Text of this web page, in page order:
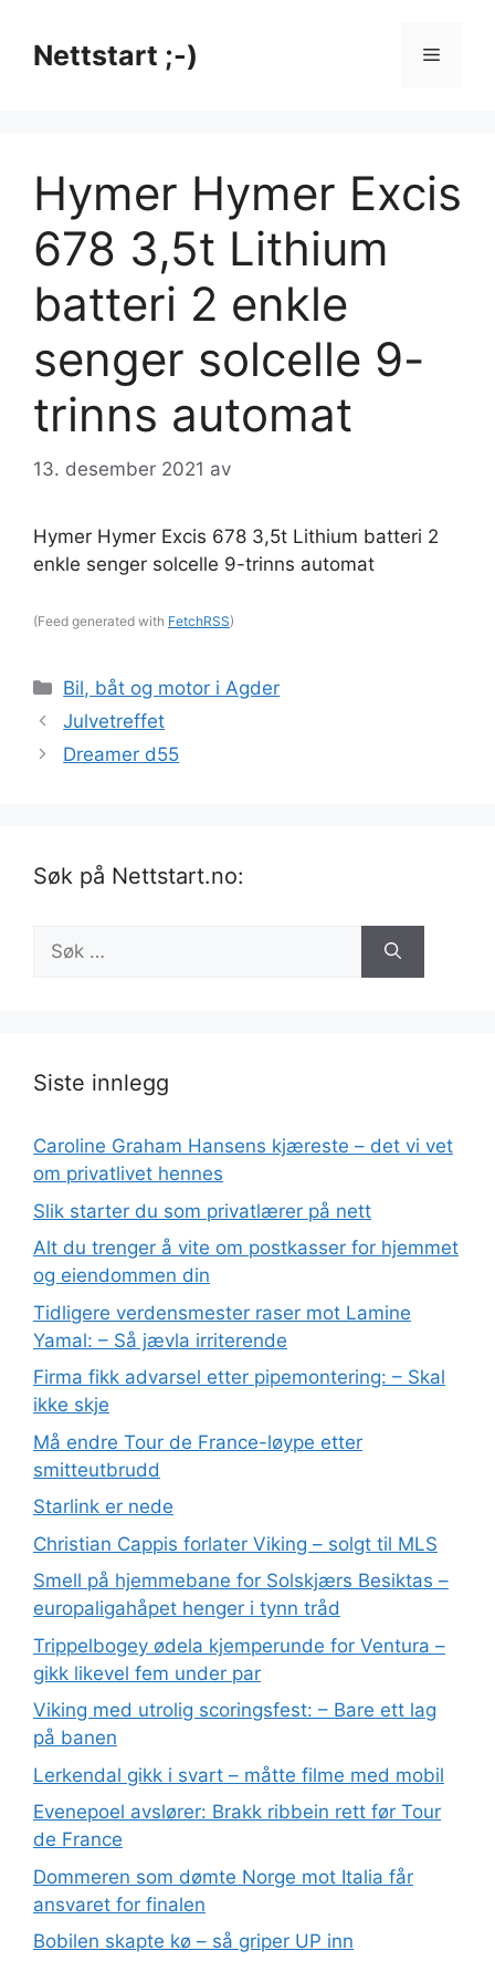
innholdNettstart ;-) Meny
Hymer Hymer Excis
678 3,5t Lithium
batteri 2 enkle
senger solcelle 9-
trinns automat
13. desember 2021 av
Hymer Hymer Excis 678 3,5t Lithium batteri 2
enkle senger solcelle 9-trinns automat
(Feed generated with FetchRSS)
Kategorier
Bil, båt og motor i Agder
Julvetreffet
Dreamer d55
Søk på Nettstart.no:
Søk
etter:
Siste innlegg
Caroline Graham Hansens kjæreste – det vi vet
om privatlivet hennes
Slik starter du som privatlærer på nett
Alt du trenger å vite om postkasser for hjemmet
og eiendommen din
Tidligere verdensmester raser mot Lamine
Yamal: – Så jævla irriterende
Firma fikk advarsel etter pipemontering: – Skal
ikke skje
Må endre Tour de France-løype etter
smitteutbrudd
Starlink er nede
Christian Cappis forlater Viking – solgt til MLS
Smell på hjemmebane for Solskjærs Besiktas –
europaligahåpet henger i tynn tråd
Trippelbogey ødela kjemperunde for Ventura –
gikk likevel fem under par
Viking med utrolig scoringsfest: – Bare ett lag
på banen
Lerkendal gikk i svart – måtte filme med mobil
Evenepoel avslører: Brakk ribbein rett før Tour
de France
Dommeren som dømte Norge mot Italia får
ansvaret for finalen
Bobilen skapte kø – så griper UP inn